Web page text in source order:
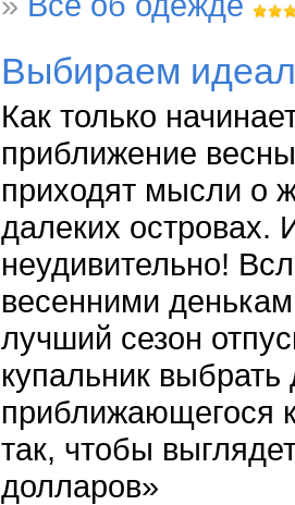
Выбираем
Как только
приближение
приходят мысли о
далеких островах.
неудивительно!
весенними
лучший сезон
купальник выбрать
приближающегося
так, чтобы
долларов»